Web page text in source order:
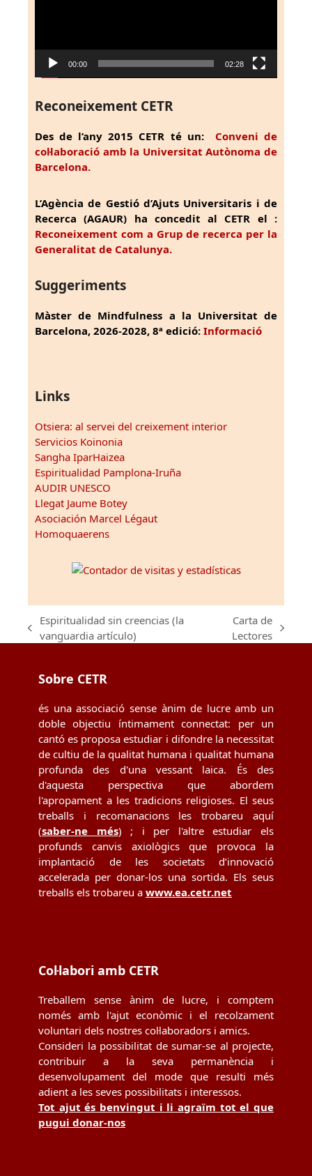
00:00 02:28
Reconeixement CETR
Des de l’any 2015 CETR té un: Conveni de
col·laboració amb la Universitat Autònoma de
Barcelona.
L’Agència de Gestió d’Ajuts Universitaris i de
Recerca (AGAUR) ha concedit al CETR el :
Reconeixement com a Grup de recerca per la
Generalitat de Catalunya.
Suggeriments
Màster de Mindfulness a la Universitat de
Barcelona, 2026-2028, 8ª edició: Informació
Links
Otsiera: al servei del creixement interior
Servicios Koinonia
Sangha IparHaizea
Espiritualidad Pamplona-Iruña
AUDIR UNESCO
Llegat Jaume Botey
Asociación Marcel Légaut
Homoquaerens
previous
Espiritualidad sin creencias (la
vanguardia artículo)
next
Carta de
Lectores
Sobre CETR
és una associació sense ànim de lucre amb un
doble objectiu íntimament connectat: per un
cantó es proposa estudiar i difondre la necessitat
de cultiu de la qualitat humana i qualitat humana
profunda des d'una vessant laica. És des
d'aquesta perspectiva que abordem
l'apropament a les tradicions religioses. El seus
treballs i recomanacions les trobareu aquí
(saber-ne més) ; i per l'altre estudiar els
profunds canvis axiològics que provoca la
implantació de les societats d’innovació
accelerada per donar-los una sortida. Els seus
treballs els trobareu a www.ea.cetr.net
Col·labori amb CETR
Treballem sense ànim de lucre, i comptem
només amb l'ajut econòmic i el recolzament
voluntari dels nostres col·laboradors i amics.
Consideri la possibilitat de sumar-se al projecte,
contribuir a la seva permanència i
desenvolupament del mode que resulti més
adient a les seves possibilitats i interessos.
Tot ajut és benvingut i li agraïm tot el que
pugui donar-nos